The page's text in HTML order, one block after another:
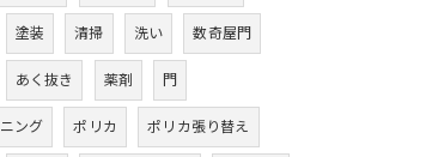
塗装 清掃 洗い 数奇屋門
あく抜き 薬剤 門
ング ポリカ ポリカ張り替え